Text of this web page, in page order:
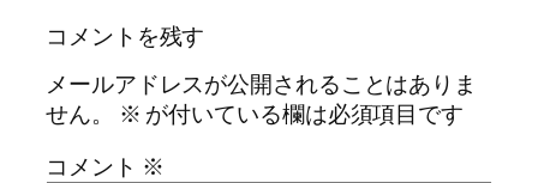
コメントを残す
メールアドレスが公開されることはありま
せん。
※ が付いている欄は必須項目です
コメント ※